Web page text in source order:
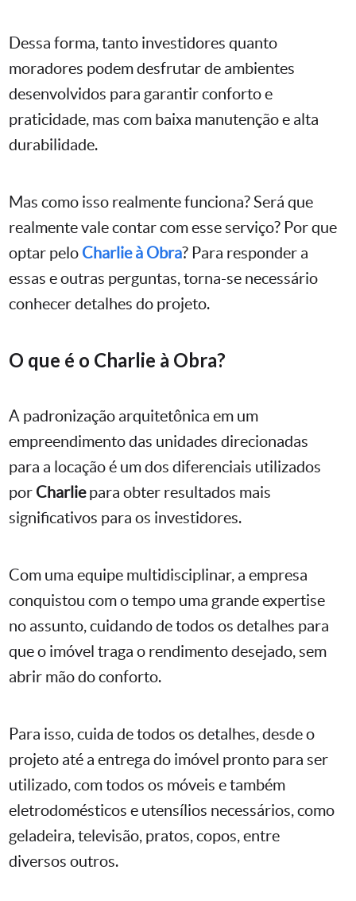
Dessa forma, tanto investidores quanto
moradores podem desfrutar de ambientes
desenvolvidos para garantir conforto e
praticidade, mas com baixa manutenção e alta
durabilidade.
Mas como isso realmente funciona? Será que
realmente vale contar com esse serviço? Por que
optar pelo Charlie à Obra? Para responder a
essas e outras perguntas, torna-se necessário
conhecer detalhes do projeto.
O que é o Charlie à Obra?
A padronização arquitetônica em um
empreendimento das unidades direcionadas
para a locação é um dos diferenciais utilizados
por Charliepara obter resultados mais
significativos para os investidores.
Com uma equipe multidisciplinar, a empresa
conquistou com o tempo uma grande expertise
no assunto, cuidando de todos os detalhes para
que o imóvel traga o rendimento desejado, sem
abrir mão do conforto.
Para isso, cuida de todos os detalhes, desde o
projeto até a entrega do imóvel pronto para ser
utilizado, com todos os móveis e também
eletrodomésticos e utensílios necessários, como
geladeira, televisão, pratos, copos, entre
diversos outros.